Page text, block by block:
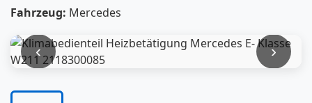
Fahrzeug: Mercedes
‹ ›